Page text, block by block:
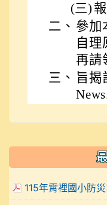
(三)
二、 參加
自理
再請
三、 旨揭
115年霄裡國小防